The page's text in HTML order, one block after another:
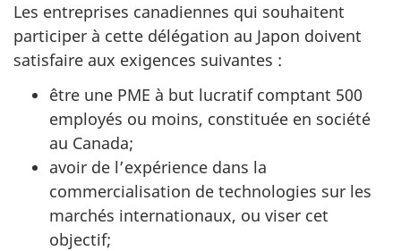
Les entreprises canadiennes qui souhaitent
participer à cette délégation au Japon doivent
satisfaire aux exigences suivantes :
être une PME à but lucratif comptant 500
employés ou moins, constituée en société
au Canada;
avoir de l’expérience dans la
commercialisation de technologies sur les
marchés internationaux, ou viser cet
objectif;